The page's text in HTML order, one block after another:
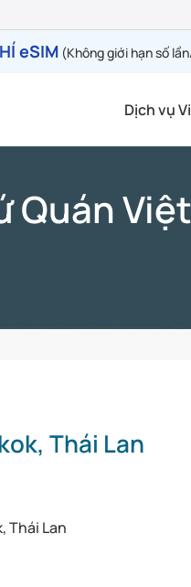
eSIM (Không giới hạn số
Dịch vụ
Quán
Thái Lan
Thái Lan